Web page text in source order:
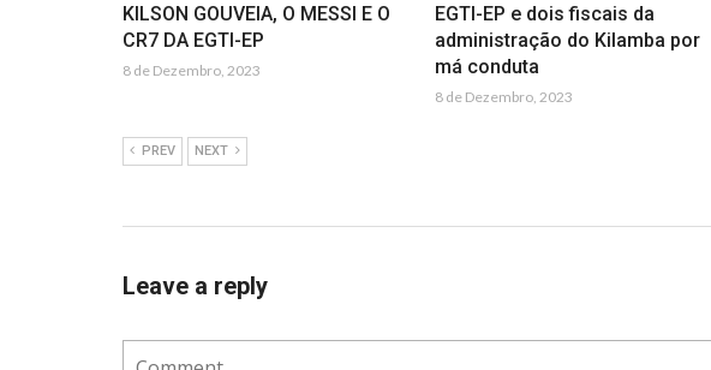
KILSON GOUVEIA, O MESSI E O
CR7 DA EGTI-EP
8 de Dezembro, 2023
EGTI-EP e dois fiscais da
administração do Kilamba por
má conduta
8 de Dezembro, 2023
PREV NEXT
Leave a reply